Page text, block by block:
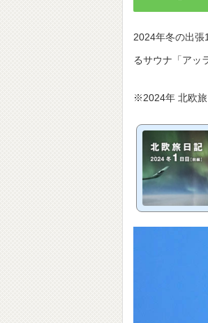
2024年冬の出張
るサウナ「アッ
※2024年 北欧旅